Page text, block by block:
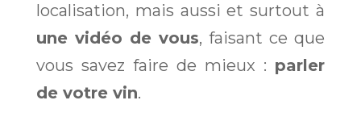
localisation, mais aussi et surtout à
une vidéo de vous, faisant ce que
vous savez faire de mieux : parler
de votre vin.